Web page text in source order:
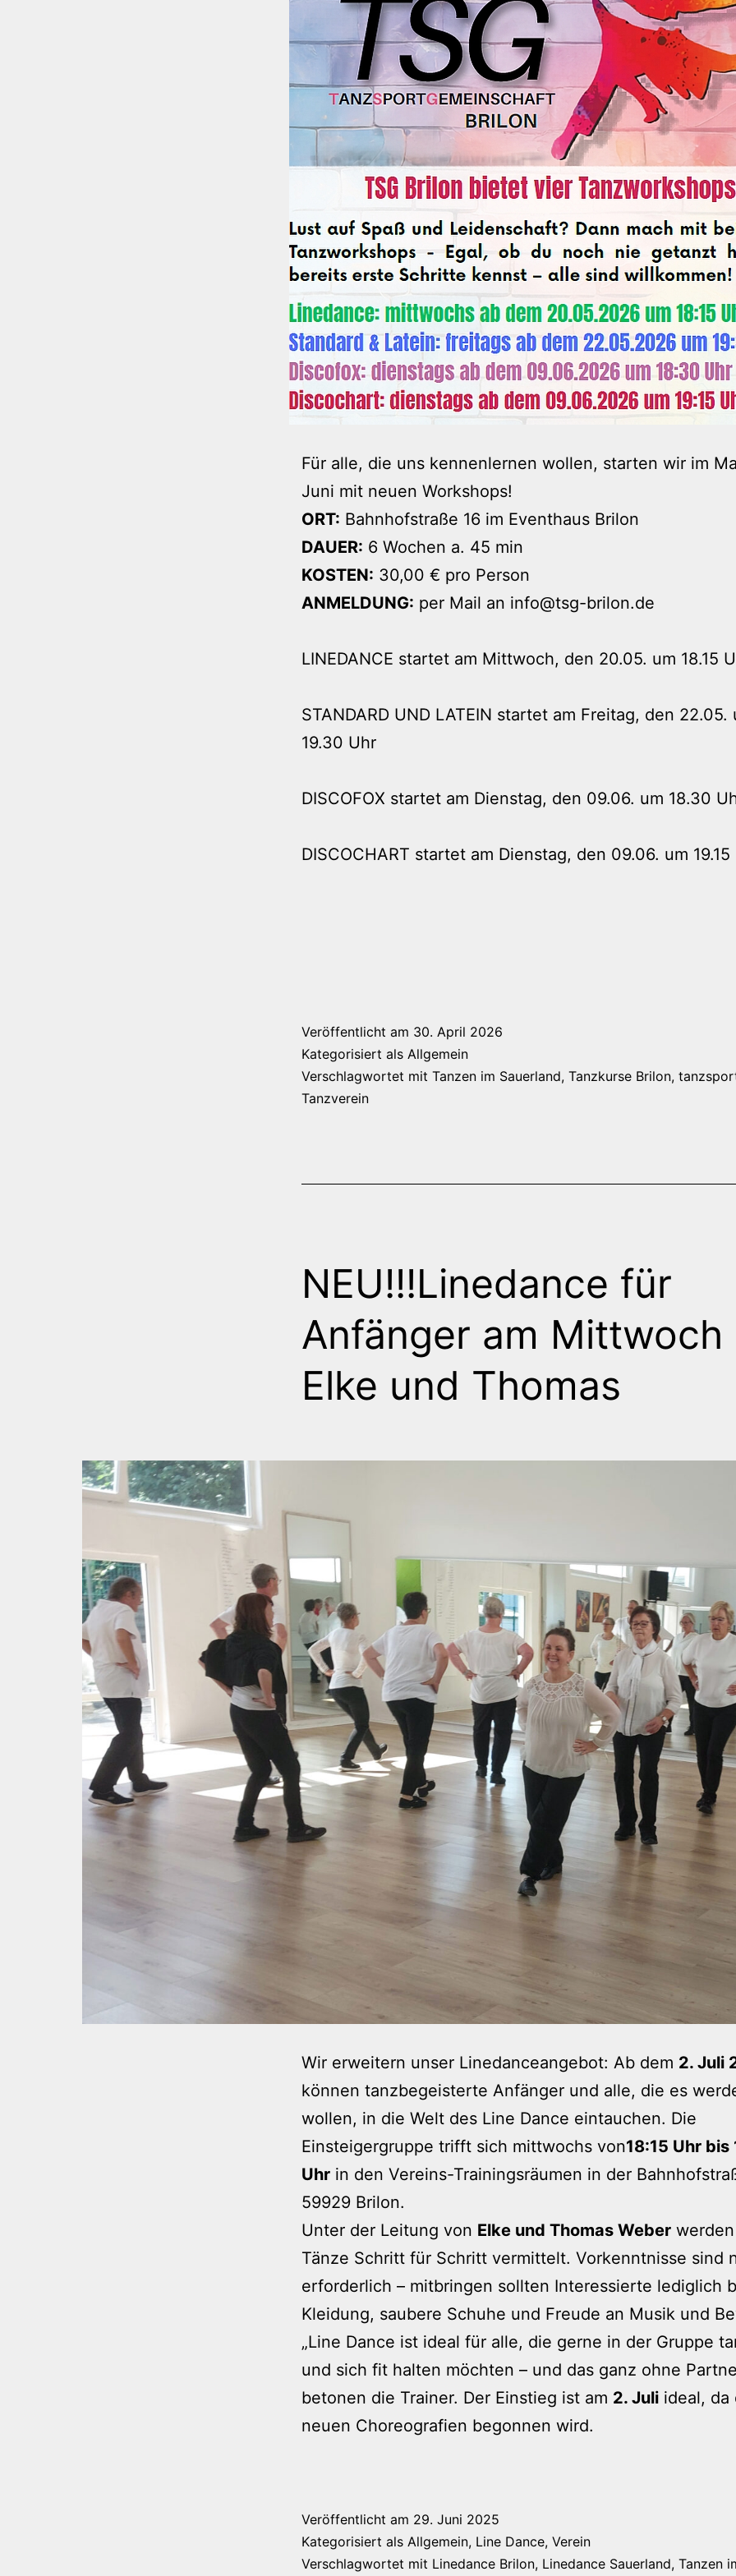
Für alle, die uns kennenlernen wollen, starten wir im
Juni mit neuen Workshops!
ORT: Bahnhofstraße 16 im Eventhaus Brilon
DAUER: 6 Wochen a. 45 min
KOSTEN: 30,00 € pro Person
ANMELDUNG: per Mail an info@tsg-brilon.de
LINEDANCE startet am Mittwoch, den 20.05. um 18.15
STANDARD UND LATEIN startet am Freitag, den 22.05.
19.30 Uhr
DISCOFOX startet am Dienstag, den 09.06. um 18.30
DISCOCHART startet am Dienstag, den 09.06. um 19.15
Veröffentlicht am 30. April 2026
Kategorisiert als Allgemein
Verschlagwortet mit Tanzen im Sauerland, Tanzkurse Brilon,
Tanzverein
NEU!!!Linedance für
Anfänger am Mittwoch
Elke und Thomas
Wir erweitern unser Linedanceangebot: Ab dem 2. Juli
können tanzbegeisterte Anfänger und alle, die es
wollen, in die Welt des Line Dance eintauchen. Die
Einsteigergruppe trifft sich mittwochs von18:15 Uhr bis
Uhr in den Vereins-Trainingsräumen in der
59929 Brilon.
Unter der Leitung von Elke und Thomas Weber
Tänze Schritt für Schritt vermittelt. Vorkenntnisse sind
erforderlich – mitbringen sollten Interessierte lediglich
Kleidung, saubere Schuhe und Freude an Musik und
„Line Dance ist ideal für alle, die gerne in der Gruppe
und sich fit halten möchten – und das ganz ohne
betonen die Trainer. Der Einstieg ist am 2. Juli ideal, da
neuen Choreografien begonnen wird.
Veröffentlicht am 29. Juni 2025
Kategorisiert als Allgemein, Line Dance, Verein
Verschlagwortet mit Linedance Brilon, Linedance Sauerland, Tanzen